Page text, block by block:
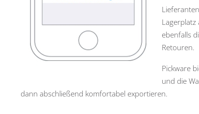
Lagerplatz
ebenfalls
Retouren.
Pickware
und die
dann abschließend komfortabel exportieren.